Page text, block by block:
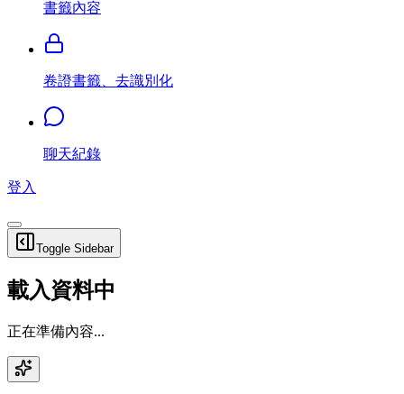
書籤內容
卷證書籤、去識別化
聊天紀錄
登入
Toggle Sidebar
載入資料中
正在準備內容...